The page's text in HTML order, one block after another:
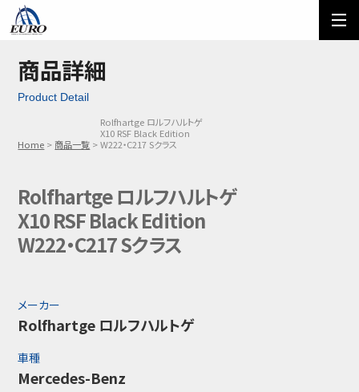
ご利用方法
メール問い合わせ
03-5674-7742
商品詳細
Product Detail
Home 商品一覧
Rolfhartge ロルフハルトゲ
X10 RSF Black Edition
W222・C217 Sクラス
Rolfhartge ロルフハルトゲ
X10 RSF Black Edition
W222・C217 Sクラス
メーカー
Rolfhartge ロルフハルトゲ
車種
Mercedes-Benz